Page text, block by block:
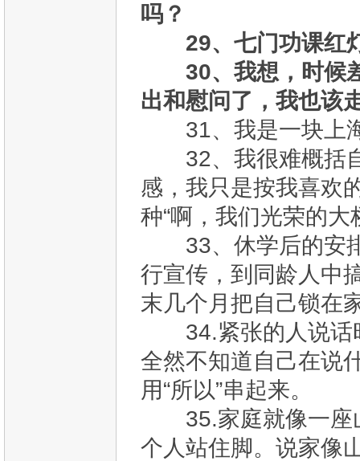
吗？
29、七门功课红
30、我想，时候
出和慰问了，我也该
31、我是一块上海
32、我很难概括自
感，我只是按我喜欢
种“啊，我们光荣的大
33、休学后的安排
行宣传，到同龄人中
末几个月把自己锁在
34.紧张的人说话
全然不知道自己在说
用“所以”串起来。
35.家庭就像一座
个人站住脚。说家像